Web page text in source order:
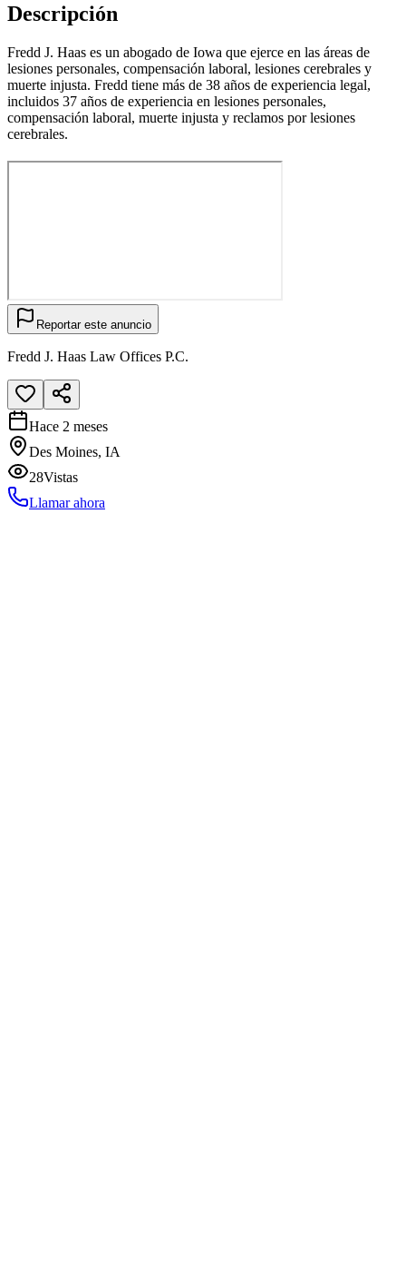
Descripción
Fredd J. Haas es un abogado de Iowa que ejerce en las áreas de
lesiones personales, compensación laboral, lesiones cerebrales y
muerte injusta. Fredd tiene más de 38 años de experiencia legal,
incluidos 37 años de experiencia en lesiones personales,
compensación laboral, muerte injusta y reclamos por lesiones
cerebrales.
Reportar este anuncio
Fredd J. Haas Law Offices P.C.
Hace 2 meses
Des Moines, IA
28Vistas
Llamar ahora